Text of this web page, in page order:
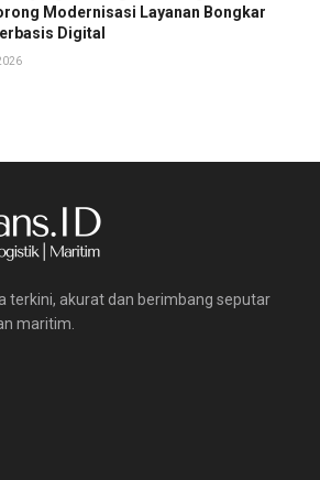
Modernisasi Layanan Bongkar
Digital
terkini, akurat dan berimbang seputar
maritim.